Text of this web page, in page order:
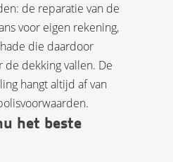
de reparatie van de
voor eigen rekening,
die daardoor
de dekking vallen. De
hangt altijd af van
het beste